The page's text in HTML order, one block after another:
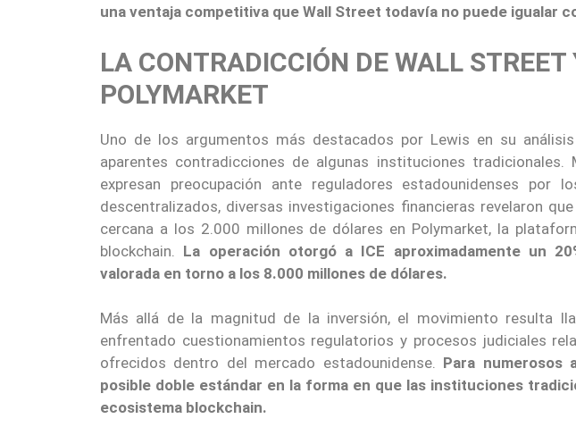
una ventaja competitiva que Wall Street todavía no puede igualar
LA CONTRADICCIÓN DE WALL STREET
POLYMARKET
Uno de los argumentos más destacados por Lewis en su
aparentes contradicciones de algunas instituciones tradicionales.
expresan preocupación ante reguladores estadounidenses por
descentralizados, diversas investigaciones financieras revelaron
cercana a los 2.000 millones de dólares en Polymarket, la
blockchain. La operación otorgó a ICE aproximadamente un
valorada en torno a los 8.000 millones de dólares.
Más allá de la magnitud de la inversión, el movimiento resulta
enfrentado cuestionamientos regulatorios y procesos judiciales
ofrecidos dentro del mercado estadounidense. Para numerosos
posible doble estándar en la forma en que las instituciones
ecosistema blockchain.